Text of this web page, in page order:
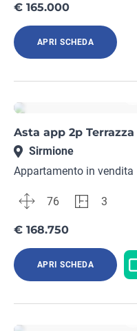
€ 165.000
APRI SCHEDA
Asta app 2p
Sirmione
Appartamento in vendita
76 3
€ 168.750
APRI SCHEDA